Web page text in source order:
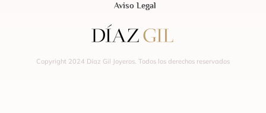
Aviso Legal
Copyright 2024 Díaz Gil Joyeros. Todos los derechos reservados